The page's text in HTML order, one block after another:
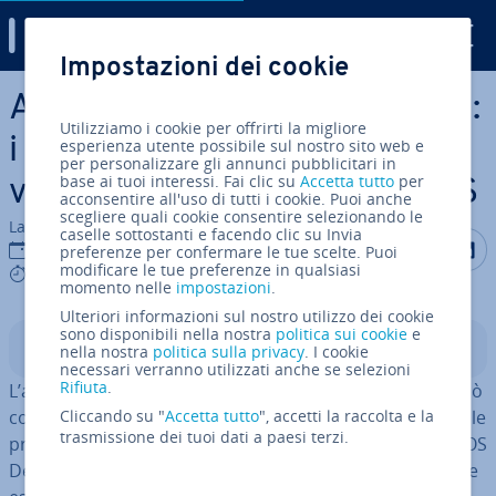
Vai al contenuto prin­ci­pa­le
Ag­gior­na­men­to del BIOS Dell:
i passaggi per in­stal­la­re la
versione più recente del BIOS
La redazione di IONOS
11 giu 2025
5 mins
Condividi
Indice
L’ag­gior­na­men­to del
su una scheda madre Dell può
con­tri­bui­re a risolvere problemi hardware o mi­glio­ra­re le
pre­sta­zio­ni del tuo sistema. Per l’ag­gior­na­men­to del BIOS
Dell sono suf­fi­cien­ti pochi passaggi, che possono essere
Impostazioni dei cookie
Utilizziamo i cookie per offrirti la migliore
esperienza utente possibile sul nostro sito web e
per personalizzare gli annunci pubblicitari in
base ai tuoi interessi. Fai clic suAccetta tutto per
acconsentire all'uso di tutti i cookie. Puoi anche
scegliere quali cookie consentire selezionando le
caselle sottostanti e facendo clic su Invia
preferenze per confermare le tue scelte. Puoi
modificare le tue preferenze in qualsiasi
momento nelle impostazioni.
Ulteriori informazioni sul nostro utilizzo dei cookie
sono disponibili nella nostra politica sui cookie e
nella nostra politica sulla privacy. I cookie
necessari verranno utilizzati anche se selezioni
Rifiuta.
Cliccando su "Accetta tutto", accetti la raccolta e la
trasmissione dei tuoi dati a paesi terzi.